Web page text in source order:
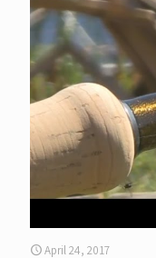
April 24, 2017